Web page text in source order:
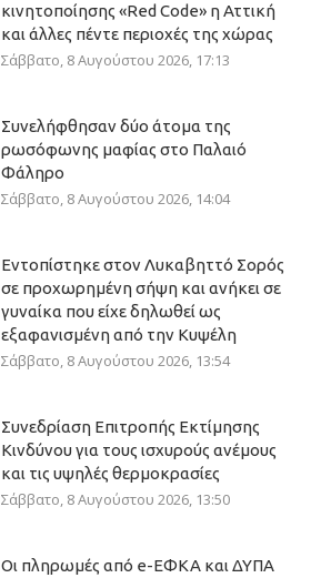
κινητοποίησης «Red Code» η Αττική
και άλλες πέντε περιοχές της χώρας
Σάββατο, 8 Αυγούστου 2026, 17:13
Συνελήφθησαν δύο άτομα της
ρωσόφωνης μαφίας στο Παλαιό
Φάληρο
Σάββατο, 8 Αυγούστου 2026, 14:04
Εντοπίστηκε στον Λυκαβηττό Σορός
σε προχωρημένη σήψη και ανήκει σε
γυναίκα που είχε δηλωθεί ως
εξαφανισμένη από την Κυψέλη
Σάββατο, 8 Αυγούστου 2026, 13:54
Συνεδρίαση Επιτροπής Εκτίμησης
Κινδύνου για τους ισχυρούς ανέμους
και τις υψηλές θερμοκρασίες
Σάββατο, 8 Αυγούστου 2026, 13:50
Οι πληρωμές από e-ΕΦΚΑ και ΔΥΠΑ